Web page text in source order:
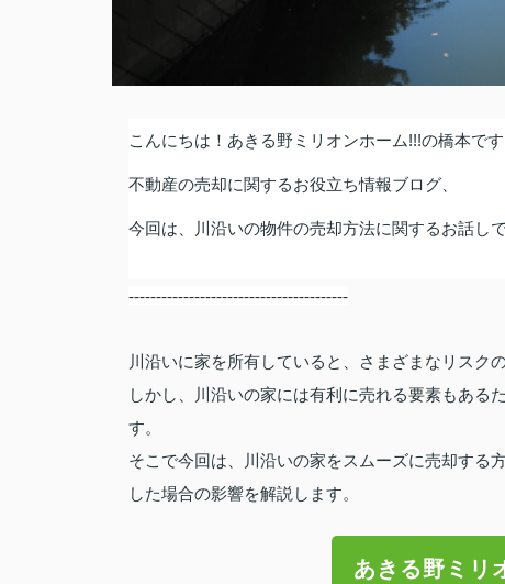
こんにちは！あきる野ミリオンホーム!!!の橋本です
不動産の売却に関するお役立ち情報ブログ、
今回は、川沿いの物件の売却方法に関するお話しで
----------------------------------------
川沿いに家を所有していると、さまざまなリスク
しかし、川沿いの家には有利に売れる要素もある
す。
そこで今回は、川沿いの家をスムーズに売却する
した場合の影響を解説します。
あきる野ミリ